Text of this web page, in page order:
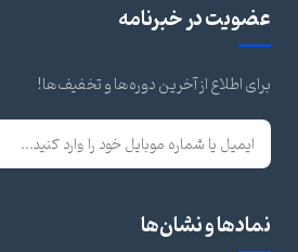
عضویت در خبرنامه
برای اطلاع از آخرین دوره‌ها و تخفیف‌ها!
نمادها و نشان‌ها